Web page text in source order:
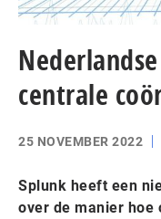
centrale
25 NOVEMBER 2022
Splunk heeft een
over de manier hoe